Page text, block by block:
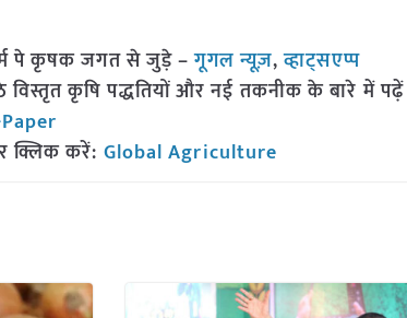
पे कृषक जगत से जुड़े –गूगल न्यूज़,व्हाट्सएप्प
विस्तृत कृषि पद्धतियों और नई तकनीक के बारे में पढ़ें
क्लिक करें: Global Agriculture